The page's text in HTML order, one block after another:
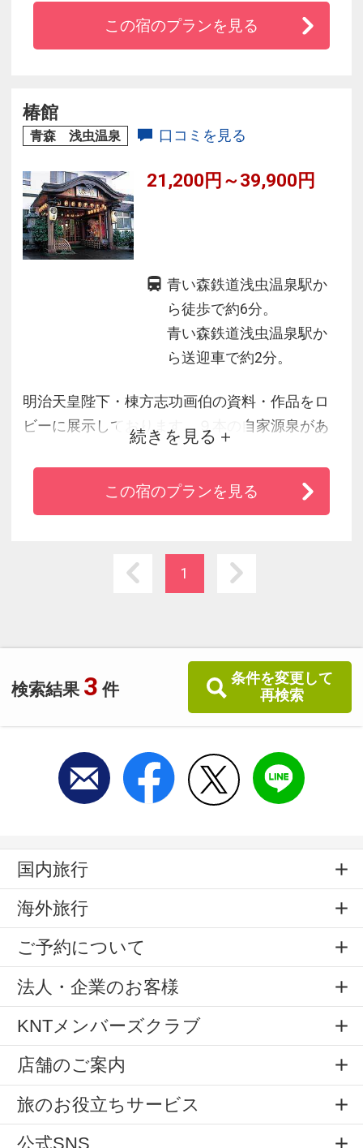
検索結果 3 件
条件を変更して
再検索
ら臨む、むつ湾の夕日はまさに絶景。
お食事では、海の恵み、大地の恵みを感じる四
力と感動を、是非ご体験下さい。
この宿のプランを見る
椿館
青森 浅虫温泉 口コミを見る
21,200円～39,900円
青い森鉄道浅虫温泉駅か
ら徒歩で約6分。
青い森鉄道浅虫温泉駅か
ら送迎車で約2分。
明治天皇陛下・棟方志功画伯の資料・作品をロ
ビーに展示しております。９本の自家源泉があ
り、飲泉・源泉料理も提供しております。また
料理は旬の素材での青森味付けの郷土料理で
続きを見る
この宿のプランを見る
1
国内旅行
海外旅行
ご予約について
法人・企業のお客様
KNTメンバーズクラブ
店舗のご案内
旅のお役立ちサービス
公式SNS